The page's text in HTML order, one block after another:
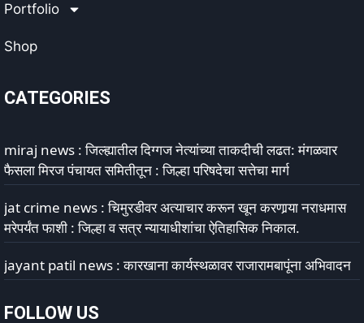
Portfolio
Shop
CATEGORIES
miraj news : जिल्ह्यातील दिग्गज नेत्यांच्या ताकदीची लढत: मंगळवार
फैसला मिरज पंचायत समितीतून : जिल्हा परिषदेचा सत्तेचा मार्ग
jat crime news : चिमुरडीवर अत्याचार करून खून करणार्‍या नराधमास
मरेपर्यंत फाशी : जिल्हा व सत्र न्यायाधीशांचा ऐतिहासिक निकाल.
jayant patil news : कारखाना कार्यस्थळावर राजारामबापूंना अभिवादन
FOLLOW US